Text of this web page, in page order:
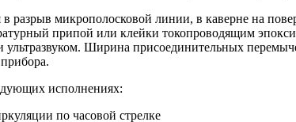
разрыв микрополосковой линии, в каверне на
припой или клейки токопроводящим
Ширина присоединительных
исполнениях:
по часовой стрелке